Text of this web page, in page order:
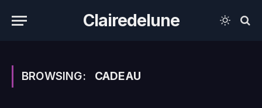
Clairedelune
BROWSING: CADEAU